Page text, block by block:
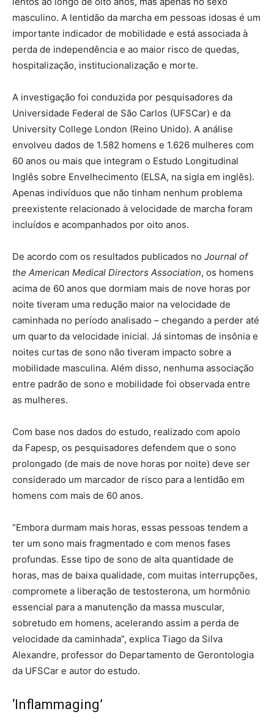
masculino. A lentidão da marcha em pessoas idosas é um
importante indicador de mobilidade e está associada à
perda de independência e ao maior risco de quedas,
hospitalização, institucionalização e morte.
A investigação foi conduzida por pesquisadores da
Universidade Federal de São Carlos (UFSCar) e da
University College London (Reino Unido). A análise
envolveu dados de 1.582 homens e 1.626 mulheres com
60 anos ou mais que integram o Estudo Longitudinal
Inglês sobre Envelhecimento (ELSA, na sigla em inglês).
Apenas indivíduos que não tinham nenhum problema
preexistente relacionado à velocidade de marcha foram
incluídos e acompanhados por oito anos.
De acordo com os resultados publicados no Journal of
the American Medical Directors Association, os homens
acima de 60 anos que dormiam mais de nove horas por
noite tiveram uma redução maior na velocidade de
caminhada no período analisado – chegando a perder até
um quarto da velocidade inicial. Já sintomas de insônia e
noites curtas de sono não tiveram impacto sobre a
mobilidade masculina. Além disso, nenhuma associação
entre padrão de sono e mobilidade foi observada entre
as mulheres.
Com base nos dados do estudo, realizado com apoio
da Fapesp, os pesquisadores defendem que o sono
prolongado (de mais de nove horas por noite) deve ser
considerado um marcador de risco para a lentidão em
homens com mais de 60 anos.
“Embora durmam mais horas, essas pessoas tendem a
ter um sono mais fragmentado e com menos fases
profundas. Esse tipo de sono de alta quantidade de
horas, mas de baixa qualidade, com muitas interrupções,
compromete a liberação de testosterona, um hormônio
essencial para a manutenção da massa muscular,
sobretudo em homens, acelerando assim a perda de
velocidade da caminhada”, explica Tiago da Silva
Alexandre, professor do Departamento de Gerontologia
da UFSCar e autor do estudo.
‘Inflammaging’